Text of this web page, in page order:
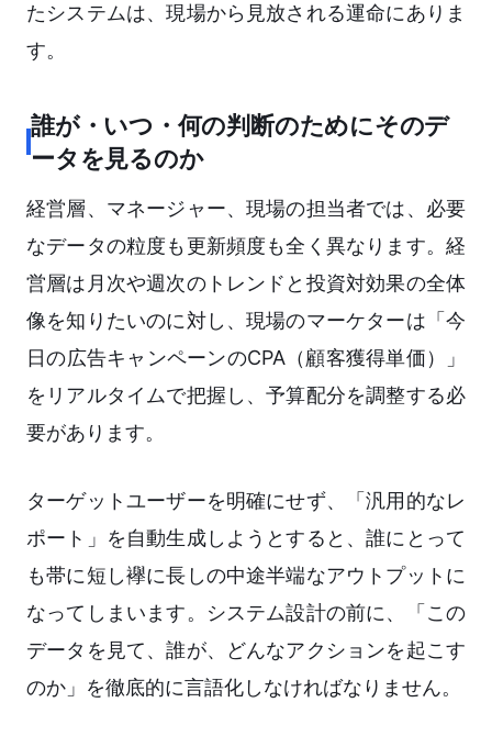
たシステムは、現場から見放される運命にありま
す。
誰が・いつ・何の判断のためにそのデ
ータを見るのか
経営層、マネージャー、現場の担当者では、必要
なデータの粒度も更新頻度も全く異なります。経
営層は月次や週次のトレンドと投資対効果の全体
像を知りたいのに対し、現場のマーケターは「今
日の広告キャンペーンのCPA（顧客獲得単価）」
をリアルタイムで把握し、予算配分を調整する必
要があります。
ターゲットユーザーを明確にせず、「汎用的なレ
ポート」を自動生成しようとすると、誰にとって
も帯に短し襷に長しの中途半端なアウトプットに
なってしまいます。システム設計の前に、「この
データを見て、誰が、どんなアクションを起こす
のか」を徹底的に言語化しなければなりません。